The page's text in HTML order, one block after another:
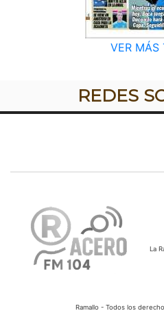
VER MÁS
REDES
La
Ramallo - Todos los